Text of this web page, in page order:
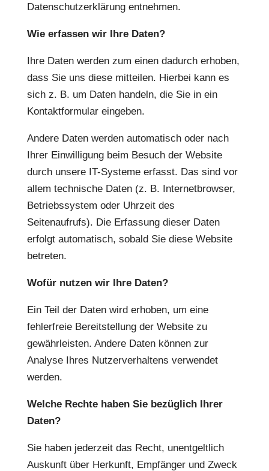
Datenschutzerklärung entnehmen.
Wie erfassen wir Ihre Daten?
Ihre Daten werden zum einen dadurch erhoben,
dass Sie uns diese mitteilen. Hierbei kann es
sich z. B. um Daten handeln, die Sie in ein
Kontaktformular eingeben.
Andere Daten werden automatisch oder nach
Ihrer Einwilligung beim Besuch der Website
durch unsere IT-Systeme erfasst. Das sind vor
allem technische Daten (z. B. Internetbrowser,
Betriebssystem oder Uhrzeit des
Seitenaufrufs). Die Erfassung dieser Daten
erfolgt automatisch, sobald Sie diese Website
betreten.
Wofür nutzen wir Ihre Daten?
Ein Teil der Daten wird erhoben, um eine
fehlerfreie Bereitstellung der Website zu
gewährleisten. Andere Daten können zur
Analyse Ihres Nutzerverhaltens verwendet
werden.
Welche Rechte haben Sie bezüglich Ihrer
Daten?
Sie haben jederzeit das Recht, unentgeltlich
Auskunft über Herkunft, Empfänger und Zweck